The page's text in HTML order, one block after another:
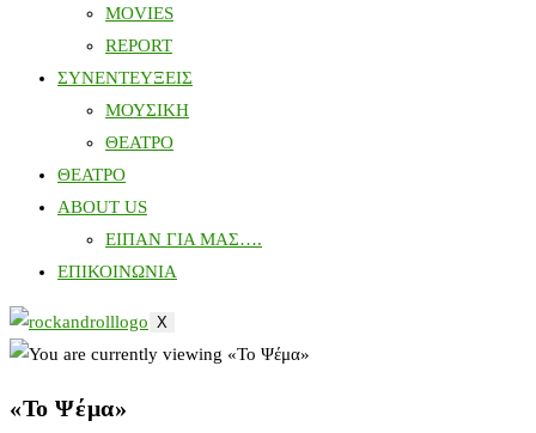
MOVIES
REPORT
ΣΥΝΕΝΤΕΥΞΕΙΣ
ΜΟΥΣΙΚΗ
ΘΕΑΤΡΟ
ΘΕΑΤΡΟ
ABOUT US
ΕΙΠΑΝ ΓΙΑ ΜΑΣ….
ΕΠΙΚΟΙΝΩΝΙΑ
X
«Το Ψέμα»